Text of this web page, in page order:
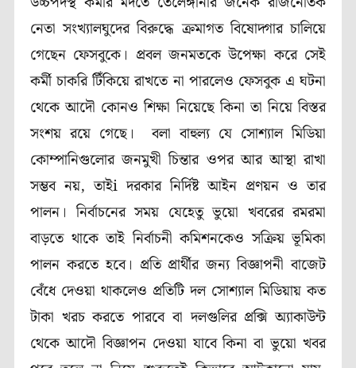
নেতা সংখ্যালঘুদের বিরুদ্ধে ক্রমাগত বিষোদ্গার চালিয়ে
গেছেন ফেসবুকে। প্রবল জনমতকে উপেক্ষা করে সেই
কর্মী চাকরি টিঁকিয়ে রাখতে না পারলেও ফেসবুক এ ঘটনা
থেকে আদৌ কোনও শিক্ষা নিয়েছে কিনা তা নিয়ে বিস্তর
সংশয় রয়ে গেছে। বলা বাহুল্য যে সোশ্যাল মিডিয়া
কোম্পানিগুলোর জনমুখী চিন্তার ওপর আর আস্থা রাখা
সম্ভব নয়, তাইi দরকার নির্দিষ্ট আইন প্রণয়ন ও তার
পালন। নির্বাচনের সময় যেহেতু ভুয়ো খবরের রমরমা
বাড়তে থাকে তাই নির্বাচনী কমিশনকেও সক্রিয় ভূমিকা
পালন করতে হবে। প্রতি প্রার্থীর জন্য বিজ্ঞাপনী বাজেট
বেঁধে দেওয়া থাকলেও প্রতিটি দল সোশ্যাল মিডিয়ায় কত
টাকা খরচ করতে পারবে বা দলগুলির প্রক্সি অ্যাকাউন্ট
থেকে আদৌ বিজ্ঞাপন দেওয়া যাবে কিনা বা ভুয়ো খবর